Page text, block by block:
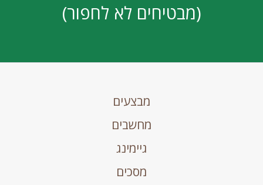
(מבטיחים לא לחפור)
מבצעים
מחשבים